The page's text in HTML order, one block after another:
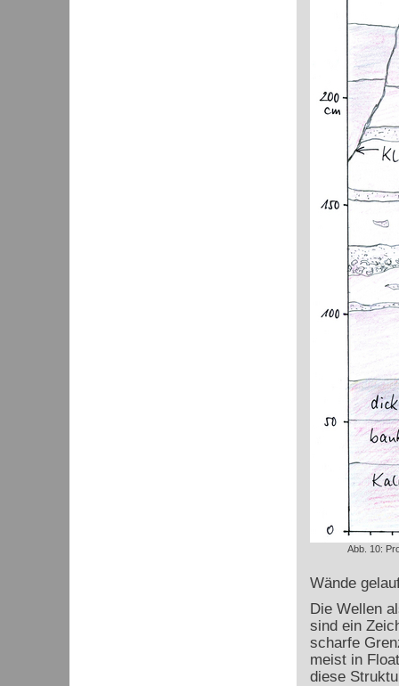
Abb. 10:
Wände
Die Wellen
sind ein
scharfe
meist in
diese